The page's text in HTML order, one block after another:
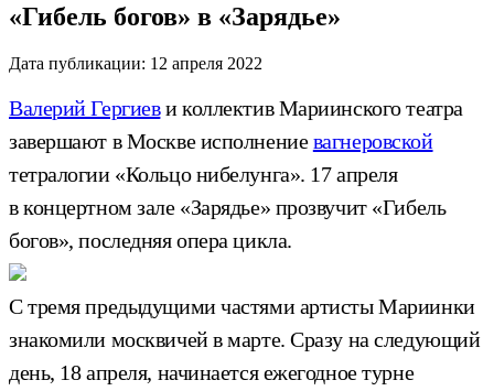
«Гибель богов» в «Зарядье»
Дата публикации: 12 апреля 2022
Валерий Гергиеви коллектив Мариинского театра
завершают в Москве исполнениевагнеровской
тетралогии «Кольцо нибелунга». 17 апреля
в концертном зале «Зарядье» прозвучит «Гибель
богов», последняя опера цикла.
С тремя предыдущими частями артисты Мариинки
знакомили москвичей в марте. Сразу на следующий
день, 18 апреля, начинается ежегодное турне